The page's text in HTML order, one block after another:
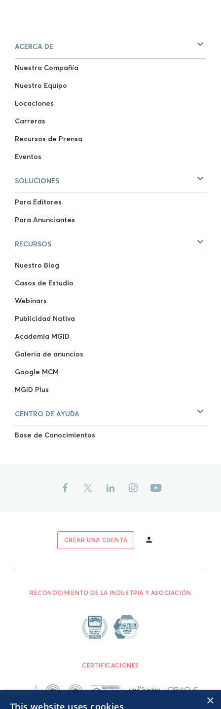
ACERCA DE
Nuestra Compañía
Nuestro Equipo
Locaciones
Carreras
Recursos de Prensa
Eventos
SOLUCIONES
Para Editores
Para Anunciantes
RECURSOS
Nuestro Blog
Casos de Estudio
Webinars
Publicidad Nativa
Academia MGID
Galería de anuncios
Google MCM
MGID Plus
CENTRO DE AYUDA
Base de Conocimientos
CREAR UNA CUENTA
RECONOCIMIENTO DE LA INDUSTRIA Y ASOCIACIÓN
CERTIFICACIONES
×
This website uses cookies